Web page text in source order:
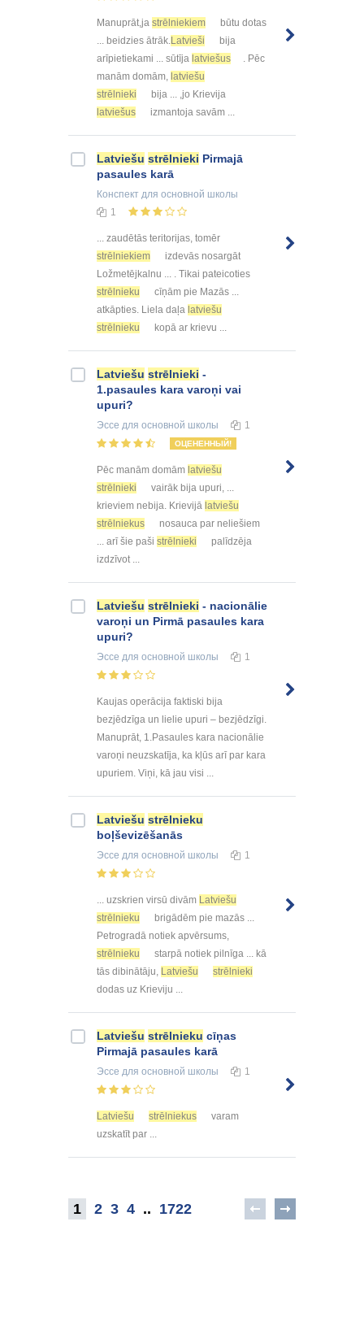
Manuprāt,ja strēlniekiem
būtu dotas
... beidzies ātrāk. Latvieši
bija
arīpietiekami ... sūtīja latviešus
. Pēc
manām domām, latviešu
strēlnieki
bija ... ,jo Krievija
latviešus
izmantoja savām ...
Latviešu strēlnieki Pirmajā
pasaules karā
Конспект для основной школы
1
... zaudētās teritorijas, tomēr
strēlniekiem
izdevās nosargāt
Ložmetējkalnu ... . Tikai pateicoties
strēlnieku
cīņām pie Mazās ...
atkāpties. Liela daļa latviešu
strēlnieku
kopā ar krievu ...
Latviešu strēlnieki -
1.pasaules kara varoņi vai
upuri?
Эссе для основной школы 1
ОЦЕНЕННЫЙ!
Pēc manām domām latviešu
strēlnieki
vairāk bija upuri, ...
krieviem nebija. Krievijā latviešu
strēlniekus
nosauca par neliešiem
... arī šie paši strēlnieki
palīdzēja
izdzīvot ...
Latviešu strēlnieki - nacionālie
varoņi un Pirmā pasaules kara
upuri?
Эссе для основной школы 1
Kaujas operācija faktiski bija
bezjēdzīga un lielie upuri – bezjēdzīgi.
Manuprāt, 1.Pasaules kara nacionālie
varoņi neuzskatīja, ka kļūs arī par kara
upuriem. Viņi, kā jau visi ...
Latviešu strēlnieku
boļševizēšanās
Эссе для основной школы 1
... uzskrien virsū divām Latviešu
strēlnieku
brigādēm pie mazās ...
Petrogradā notiek apvērsums,
strēlnieku
starpā notiek pilnīga ... kā
tās dibinātāju, Latviešu
strēlnieki
dodas uz Krieviju ...
Latviešu strēlnieku cīņas
Pirmajā pasaules karā
Эссе для основной школы 1
Latviešu strēlniekus
varam
uzskatīt par ...
1 2 3 4 .. 1722